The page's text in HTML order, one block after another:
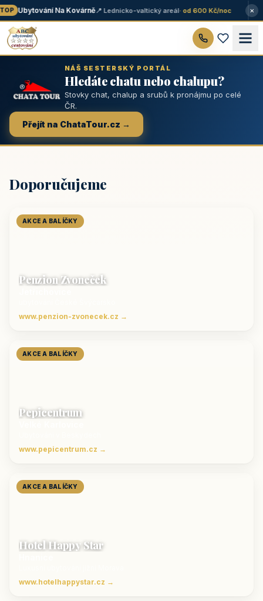
Ubytování Na Kovárně📍 Lednicko-valtický areál· od 600 Kč/noc ×
NÁŠ SESTERSKÝ PORTÁL
Hledáte chatu nebo chalupu?
Stovky chat, chalup a srubů k pronájmu po celé
ČR.
Přejít na ChataTour.cz →
Doporučujeme
AKCE A BALÍČKY
Penzion Zvoneček
www.penzion-zvonecek.cz →
AKCE A BALÍČKY
Pepicentrum
www.pepicentrum.cz →
AKCE A BALÍČKY
Hotel Happy Star
www.hotelhappystar.cz →